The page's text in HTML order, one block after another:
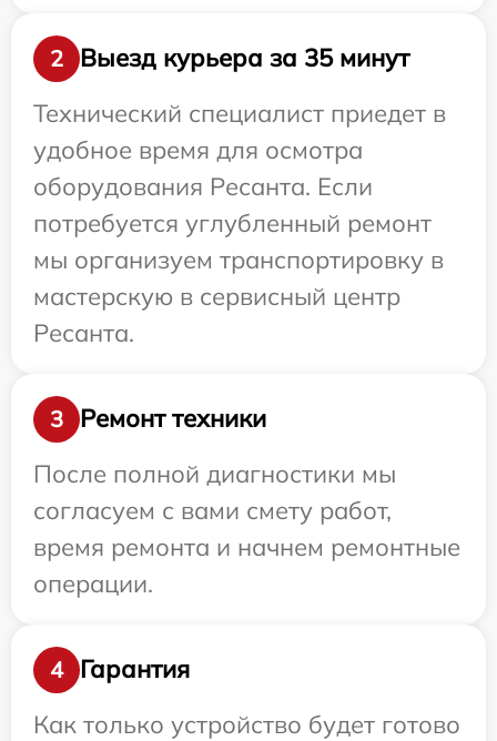
2
Выезд курьера за 35 минут
Технический специалист приедет в
удобное время для осмотра
оборудования Ресанта. Если
потребуется углубленный ремонт
мы организуем транспортировку в
мастерскую в сервисный центр
Ресанта.
3
Ремонт техники
После полной диагностики мы
согласуем с вами смету работ,
время ремонта и начнем ремонтные
операции.
4
Гарантия
Как только устройство будет готово